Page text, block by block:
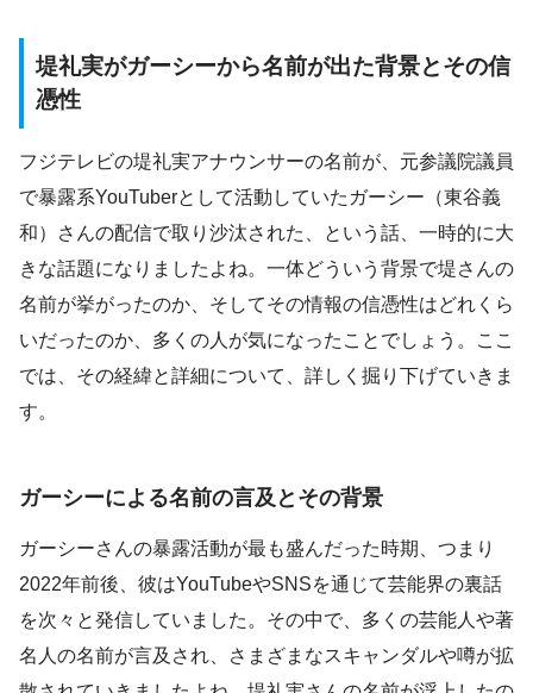
堤礼実がガーシーから名前が出た背景とその信
憑性
フジテレビの堤礼実アナウンサーの名前が、元参議院議員
で暴露系YouTuberとして活動していたガーシー（東谷義
和）さんの配信で取り沙汰された、という話、一時的に大
きな話題になりましたよね。一体どういう背景で堤さんの
名前が挙がったのか、そしてその情報の信憑性はどれくら
いだったのか、多くの人が気になったことでしょう。ここ
では、その経緯と詳細について、詳しく掘り下げていきま
す。
ガーシーによる名前の言及とその背景
ガーシーさんの暴露活動が最も盛んだった時期、つまり
2022年前後、彼はYouTubeやSNSを通じて芸能界の裏話
を次々と発信していました。その中で、多くの芸能人や著
名人の名前が言及され、さまざまなスキャンダルや噂が拡